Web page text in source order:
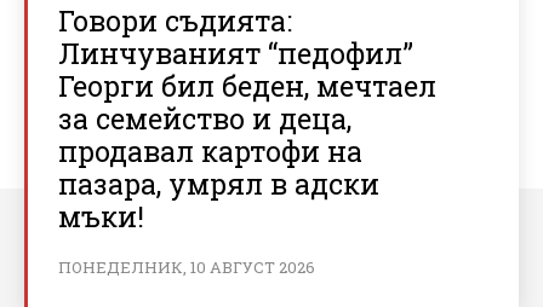
Говори съдията:
Линчуваният “педофил”
Георги бил беден, мечтаел
за семейство и деца,
продавал картофи на
пазара, умрял в адски
мъки!
ПОНЕДЕЛНИК, 10 АВГУСТ 2026